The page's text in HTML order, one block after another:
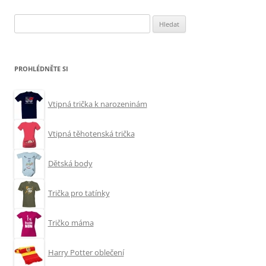
PROHLÉDNĚTE SI
Vtipná trička k narozeninám
Vtipná těhotenská trička
Dětská body
Trička pro tatínky
Tričko máma
Harry Potter oblečení